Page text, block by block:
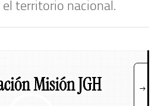
territorio nacional.